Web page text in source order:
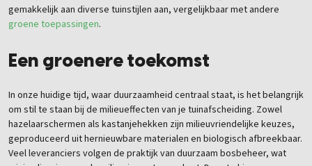
gemakkelijk aan diverse tuinstijlen aan, vergelijkbaar met andere
groene toepassingen.
Een groenere toekomst
In onze huidige tijd, waar duurzaamheid centraal staat, is het belangrijk
om stil te staan bij de milieueffecten van je tuinafscheiding. Zowel
hazelaarschermen als kastanjehekken zijn milieuvriendelijke keuzes,
geproduceerd uit hernieuwbare materialen en biologisch afbreekbaar.
Veel leveranciers volgen de praktijk van duurzaam bosbeheer, wat